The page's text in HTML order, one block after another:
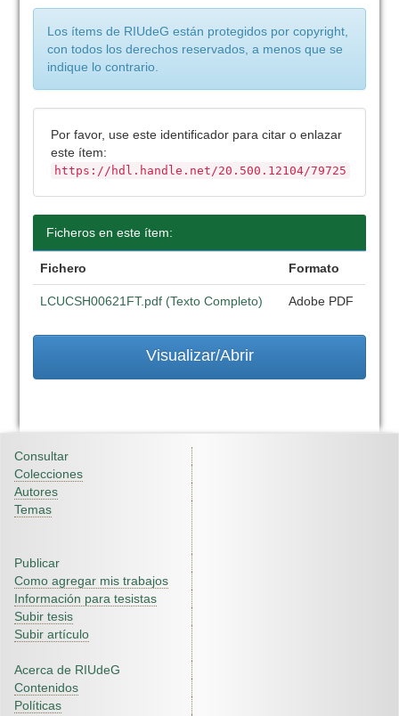
Los ítems de RIUdeG están protegidos por copyright,
con todos los derechos reservados, a menos que se
indique lo contrario.
Por favor, use este identificador para citar o enlazar
este ítem:
https://hdl.handle.net/20.500.12104/79725
Ficheros en este ítem:
Fichero Formato
LCUCSH00621FT.pdf (Texto Completo) Adobe PDF
Visualizar/Abrir
Consultar
Colecciones
Autores
Temas
Publicar
Como agregar mis trabajos
Información para tesistas
Subir tesis
Subir artículo
Acerca de RIUdeG
Contenidos
Políticas